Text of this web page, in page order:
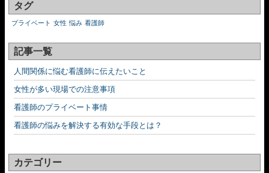
タグ
プライベート 女性 悩み 看護師
記事一覧
人間関係に悩む看護師に伝えたいこと
女性が多い現場での注意事項
看護師のプライベート事情
看護師の悩みを解決する有効な手段とは？
カテゴリー